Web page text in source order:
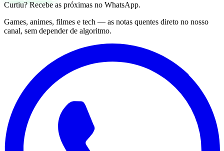
Curtiu? Recebe as próximas no WhatsApp.
Games, animes, filmes e tech — as notas quentes direto no nosso
canal, sem depender de algoritmo.